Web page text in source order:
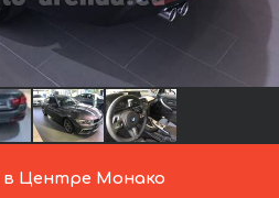
Центре Монако